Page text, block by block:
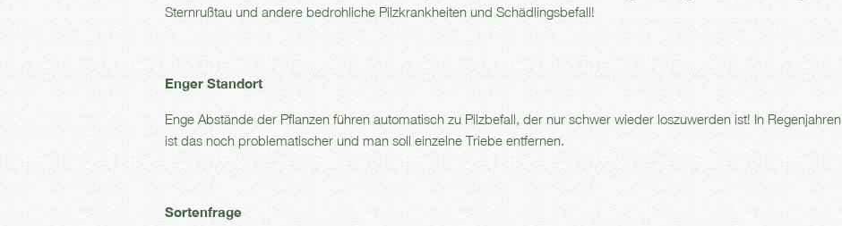
Sternrußtau und andere bedrohliche Pilzkrankheiten und Schädlingsbefall!
Enger Standort
Enge Abstände der Pflanzen führen automatisch zu Pilzbefall, der nur schwer wieder loszuwerden ist! In Regenjahren
ist das noch problematischer und man soll einzelne Triebe entfernen.
Sortenfrage